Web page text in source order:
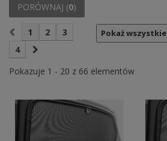
PORÓWNAJ (0)
Pokaż wszystkie
1 2
3
4
Pokazuje 1 - 20 z 66 elementów